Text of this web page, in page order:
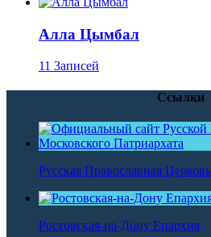
Алла Цымбал
11 Записей
Ссылки
Русская Православная Церковь
Ростовская-на-Дону Епархия